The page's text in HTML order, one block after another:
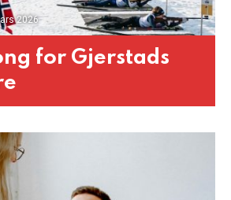
2026
for Gjerstads